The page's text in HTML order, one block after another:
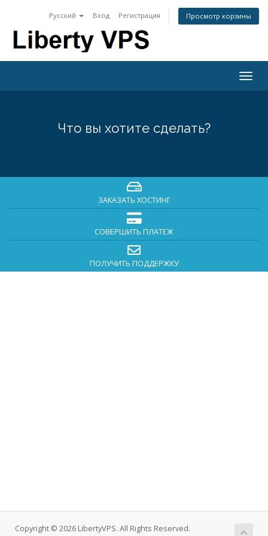
Русский Вход Регистрация Просмотр корзины
Что вы хотите сделать?
ЗАКАЗАТЬ ХОСТИНГ
СОВЕРШИТЬ ПЛАТЕЖ
ПОЛУЧИТЬ ПОДДЕРЖКУ
Copyright © 2026 LibertyVPS. All Rights Reserved.